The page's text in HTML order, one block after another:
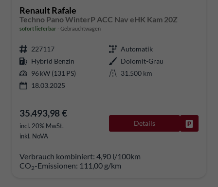
Renault Rafale
Techno Pano WinterP ACC Nav eHK Kam 20Z
sofort lieferbar Gebrauchtwagen
227117
Automatik
Hybrid Benzin
Dolomit-Grau
96 kW (131 PS)
31.500 km
18.03.2025
35.493,98 €
incl. 20% MwSt.
inkl. NoVA
Details
Verbrauch kombiniert: 4,90 l/100km
CO2-Emissionen: 111,00 g/km